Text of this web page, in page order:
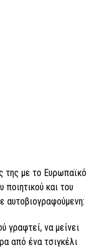
της με το Ευρωπαϊκό
και του
αυτοβιογραφούμενη:
γραφτεί, να μείνει
από ένα τσιγκέλι